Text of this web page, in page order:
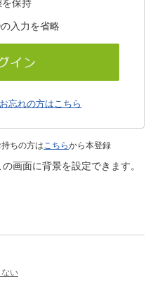
保持
入力を省略
忘れの方はこちら
ちの方はこちらから本登録
画面に背景を設定できます。
い